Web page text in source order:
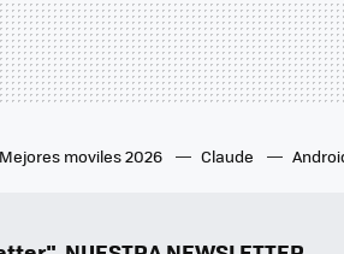
Mejores moviles 2026 Claude